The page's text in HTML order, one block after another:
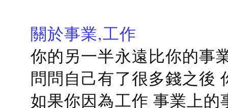
關於事業,工作
你的另一半永遠比你的事
問問自己有了很多錢之後
如果你因為工作 事業上